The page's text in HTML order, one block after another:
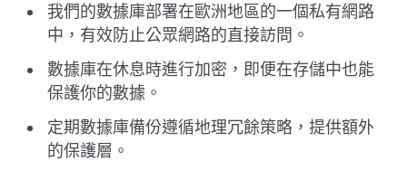
我們的數據庫部署在歐洲地區的一個私有網路
中，有效防止公眾網路的直接訪問。
數據庫在休息時進行加密，即便在存儲中也能
保護你的數據。
定期數據庫備份遵循地理冗餘策略，提供額外
的保護層。